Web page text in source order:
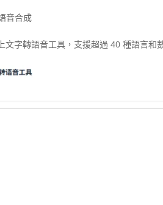
音合成
文字轉語音工具，支援超過 40 種語言和